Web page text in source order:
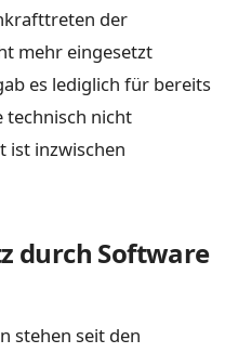
der
mehr eingesetzt
es lediglich für bereits
technisch nicht
ist inzwischen
durch Software
stehen seit den